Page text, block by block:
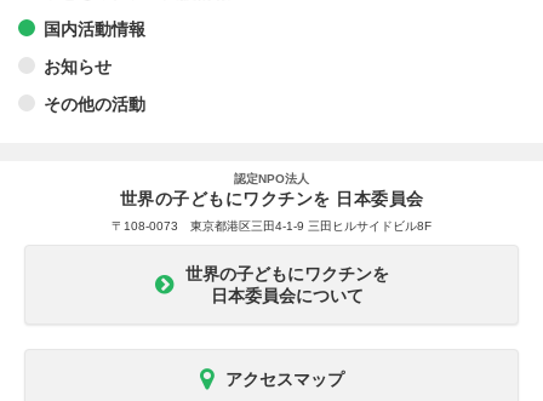
国内活動情報
お知らせ
その他の活動
認定NPO法人
世界の子どもにワクチンを 日本委員会
〒108-0073 東京都港区三田4-1-9 三田ヒルサイドビル8F
世界の子どもにワクチンを
日本委員会について
アクセスマップ